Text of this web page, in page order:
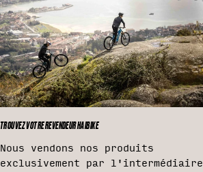
TROUVEZ VOTRE REVENDEUR HAIBIKE
Nous vendons nos produits
exclusivement par l'intermédiaire